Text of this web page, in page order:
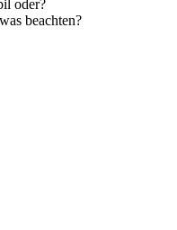
oder?
beachten?